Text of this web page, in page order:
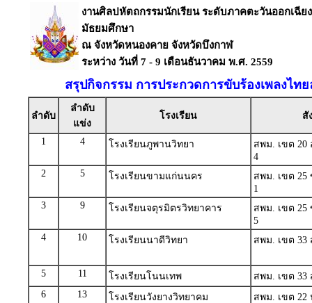
งานศิลปหัตถกรรมนักเรียน ระดับภาคตะวันออกเฉีย
มัธยมศึกษา
ณ จังหวัดหนองคาย จังหวัดบึงกาฬ
ระหว่าง วันที่ 7 - 9 เดือนธันวาคม พ.ศ. 2559
สรุปกิจกรรม การประกวดการขับร้องเพลงไท
ลำดับ
ลำดับ
แข่ง
โรงเรียน สั
1 4 โรงเรียนภูพานวิทยา
สพม. เขต 20
4
2
5 โรงเรียนขามแก่นนคร
สพม. เขต
1
3
9 โรงเรียนจตุรมิตรวิทยาคาร
สพม. เขต
5
4
10 โรงเรียนนาดีวิทยา สพม. เขต 33
5 11 โรงเรียนโนนเทพ
สพม. เขต 33
6
13 โรงเรียนวังยางวิทยาคม
สพม. เขต